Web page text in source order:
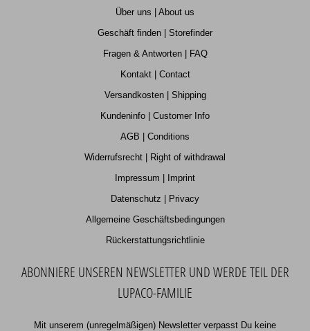
Über uns | About us
Geschäft finden | Storefinder
Fragen & Antworten | FAQ
Kontakt | Contact
Versandkosten | Shipping
Kundeninfo | Customer Info
AGB | Conditions
Widerrufsrecht | Right of withdrawal
Impressum | Imprint
Datenschutz | Privacy
Allgemeine Geschäftsbedingungen
Rückerstattungsrichtlinie
ABONNIERE UNSEREN NEWSLETTER UND WERDE TEIL DER
LUPACO-FAMILIE
Mit unserem (unregelmäßigen) Newsletter verpasst Du keine